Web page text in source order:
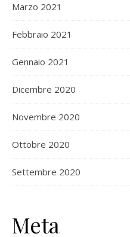
Marzo 2021
Febbraio 2021
Gennaio 2021
Dicembre 2020
Novembre 2020
Ottobre 2020
Settembre 2020
Meta